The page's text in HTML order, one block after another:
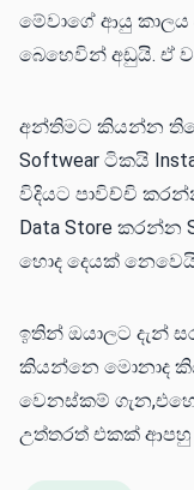
මේවාගේ ආයු කාලය
බෙහෙවින් අඩුයි. ඒ
අන්තිමට කියන්න
Softwear ටිකයි
විදියට පාවිච්චි
Data Store
හොද දෙයක්
ඉතින් ඔයාලට දැන්
කියන්නෙ මොනාද
වෙනස්කම්
උත්තරත් එකක් ආපහු